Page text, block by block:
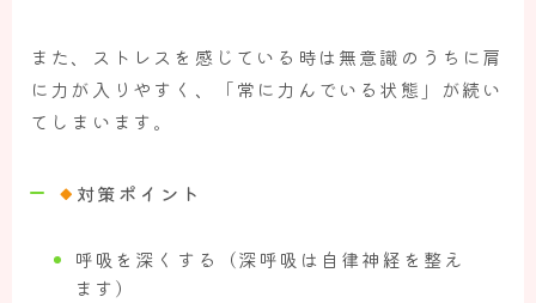
また、ストレスを感じている時は無意識のうちに肩
に力が入りやすく、「常に力んでいる状態」が続い
てしまいます。
対策ポイント
呼吸を深くする（深呼吸は自律神経を整え
ます）